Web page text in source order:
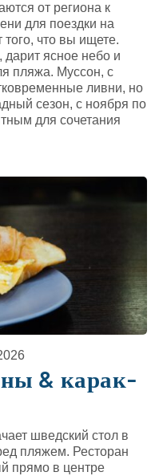
от региона к
для поездки на
того, что вы ищете.
ясное небо и
пляжа. Муссон, с
ливни, но
сезон, с ноября по
для сочетания
& карак-
шведский стол в
пляжем. Ресторан
прямо в центре